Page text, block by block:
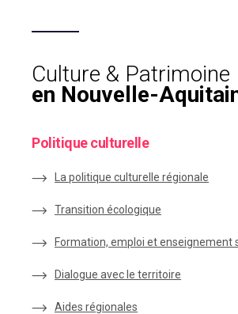
Culture & Patrimoine
en Nouvelle-
Politique culturelle
La politique culturelle régionale
Transition écologique
Formation, emploi et enseignement
Dialogue avec le territoire
Aides régionales